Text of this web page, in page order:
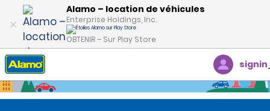
Alamo – location de véhicules
Enterprise Holdings, Inc.
OBTENIR – Sur Play Store
Accueil Succursales